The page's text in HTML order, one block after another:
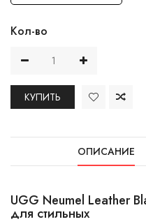
Кол-во
КУПИТЬ
ОПИСАНИЕ
UGG Neumel Leather
для стильных